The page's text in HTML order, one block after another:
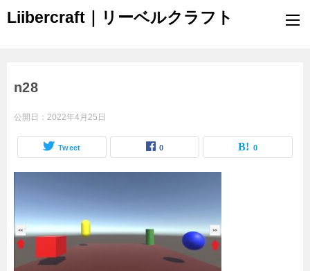
Liibercraft｜リーベルクラフト
n28
公開日： 2022年4月25日
Tweet 0 0